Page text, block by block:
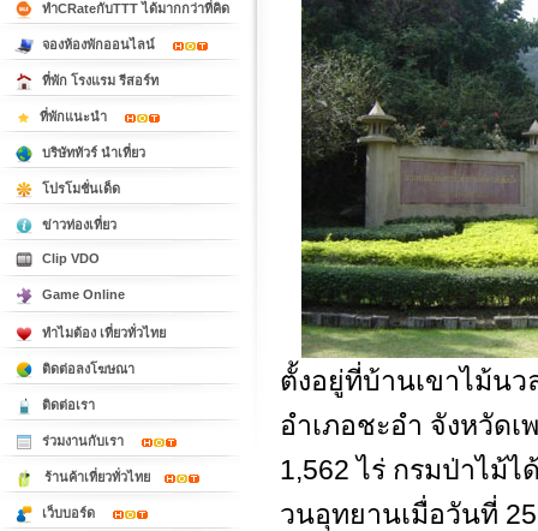
ตั้งอยู่ที่บ้านเขาไม้น
อำเภอชะอำ จังหวัด
1,562 ไร่ กรมป่าไม้
วนอุทยานเมื่อวันที่
ทำCRateกับTTT ได้มากกว่าที่คิด
จองห้องพักออนไลน์
ที่พัก โรงแรม รีสอร์ท
ที่พักแนะนำ
บริษัททัวร์ นำเที่ยว
โปรโมชั่นเด็ด
ข่าวท่องเที่ยว
Clip VDO
Game Online
ทำไมต้อง เที่ยวทั่วไทย
ติดต่อลงโฆษณา
ติดต่อเรา
ร่วมงานกับเรา
ร้านค้าเที่ยวทั่วไทย
เว็บบอร์ด